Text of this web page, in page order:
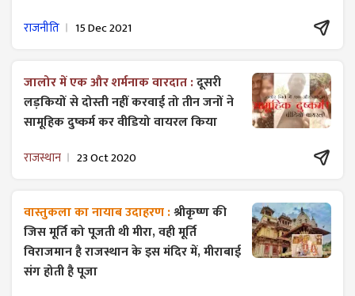
राजनीति 15 Dec 2021
जालोर में एक और शर्मनाक वारदात :दूसरी
लड़कियों से दोस्ती नहीं करवाई तो तीन जनों ने
सामूहिक दुष्कर्म कर वीडियो वायरल किया
राजस्थान 23 Oct 2020
वास्तुकला का नायाब उदाहरण :श्रीकृष्ण की
जिस मूर्ति को पूजती थी मीरा, वही मूर्ति
विराजमान है राजस्थान के इस मंदिर में, मीराबाई
संग होती है पूजा